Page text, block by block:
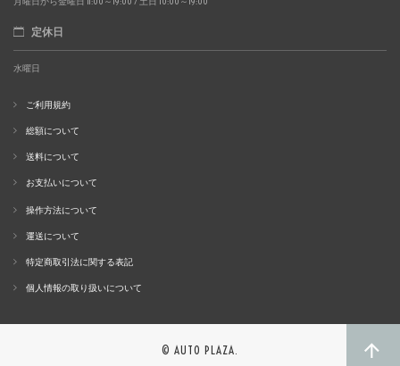
定休日
水曜日
ご利用規約
総額について
送料について
お支払いについて
操作方法について
運送について
特定商取引法に関する表記
個人情報の取り扱いについて
© AUTO PLAZA.